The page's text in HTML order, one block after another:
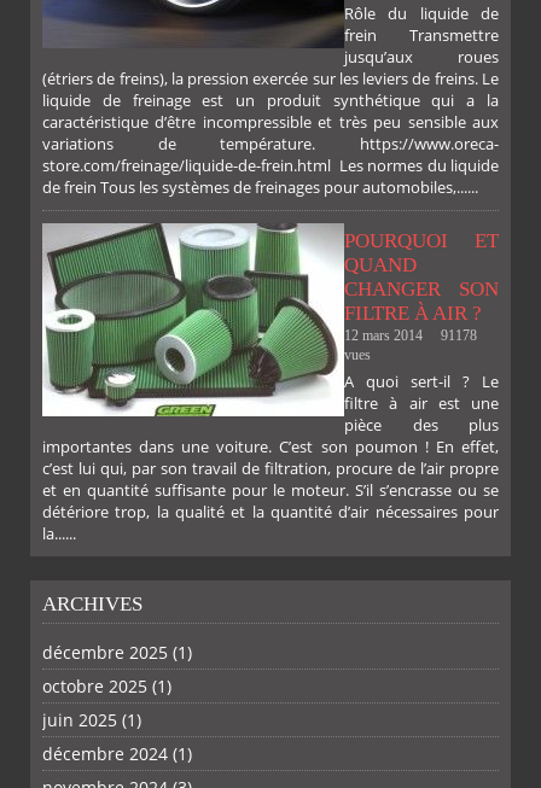
PLUS
Rôle du liquide de
frein Transmettre
jusqu’aux roues
(étriers de freins), la pression exercée sur les leviers de freins. Le
liquide de freinage est un produit synthétique qui a la
caractéristique d’être incompressible et très peu sensible aux
variations de température. https://www.oreca-
store.com/freinage/liquide-de-frein.html Les normes du liquide
de frein Tous les systèmes de freinages pour automobiles,......
POURQUOI ET
QUAND
CHANGER SON
FILTRE À AIR ?
12 mars 2014
91178
vues
A quoi sert-il ? Le
filtre à air est une
pièce des plus
importantes dans une voiture. C’est son poumon ! En effet,
c’est lui qui, par son travail de filtration, procure de l’air propre
et en quantité suffisante pour le moteur. S’il s’encrasse ou se
détériore trop, la qualité et la quantité d’air nécessaires pour
la......
ARCHIVES
décembre 2025 (1)
octobre 2025 (1)
juin 2025 (1)
décembre 2024 (1)